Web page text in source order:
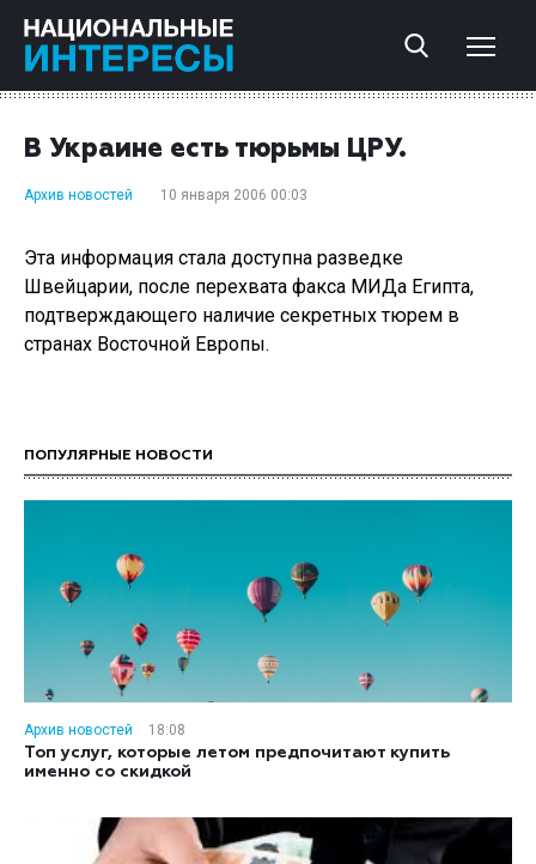
В Украине есть тюрьмы ЦРУ.
Архив новостей 10 января 2006 00:03
Эта информация стала доступна разведке
Швейцарии, после перехвата факса МИДа Египта,
подтверждающего наличие секретных тюрем в
странах Восточной Европы.
ПОПУЛЯРНЫЕ НОВОСТИ
Архив новостей
18:08
Топ услуг, которые летом предпочитают купить
именно со скидкой